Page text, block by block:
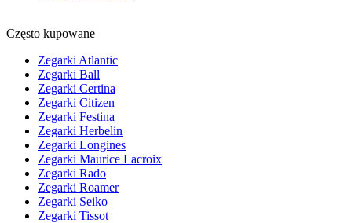
Często kupowane
Zegarki Atlantic
Zegarki Ball
Zegarki Certina
Zegarki Citizen
Zegarki Festina
Zegarki Herbelin
Zegarki Longines
Zegarki Maurice Lacroix
Zegarki Rado
Zegarki Roamer
Zegarki Seiko
Zegarki Tissot